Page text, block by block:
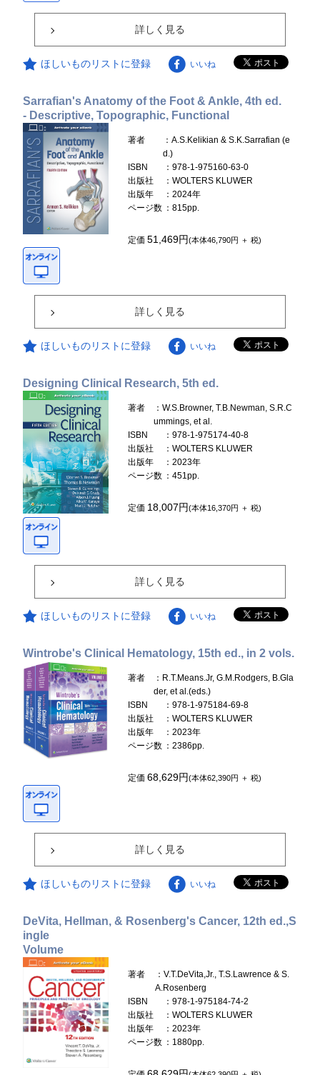
詳しく見る
ほしいものリストに登録 いいね
Sarrafian's Anatomy of the Foot & Ankle, 4th ed.
- Descriptive, Topographic, Functional
著者
：A.S.Kelikian & S.K.Sarrafian (e
d.)
ISBN
：978-1-975160-63-0
出版社
：WOLTERS KLUWER
出版年
：2024年
ページ数 ：815pp.
定価51,469円(本体46,790円 ＋ 税)
詳しく見る
ほしいものリストに登録 いいね
Designing Clinical Research, 5th ed.
著者
：W.S.Browner, T.B.Newman, S.R.C
ummings, et al.
ISBN
：978-1-975174-40-8
出版社
：WOLTERS KLUWER
出版年
：2023年
ページ数 ：451pp.
定価 18,007円(本体16,370円 ＋ 税)
詳しく見る
ほしいものリストに登録 いいね
Wintrobe's Clinical Hematology, 15th ed., in 2 vols.
著者
：R.T.Means.Jr, G.M.Rodgers, B.Gla
der, et al.(eds.)
ISBN
：978-1-975184-69-8
出版社
：WOLTERS KLUWER
出版年
：2023年
ページ数 ：2386pp.
定価68,629円(本体62,390円 ＋ 税)
詳しく見る
ほしいものリストに登録 いいね
DeVita, Hellman, & Rosenberg's Cancer, 12th ed.,S
ingle
Volume
著者
：V.T.DeVita,Jr., T.S.Lawrence & S.
A.Rosenberg
ISBN
：978-1-975184-74-2
出版社
：WOLTERS KLUWER
出版年
：2023年
ページ数 ：1880pp.